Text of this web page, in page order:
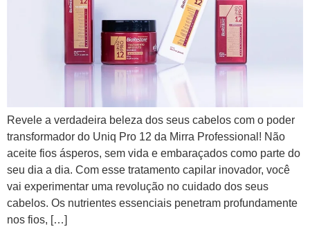
Revele a verdadeira beleza dos seus cabelos com o poder
transformador do Uniq Pro 12 da Mirra Professional! Não
aceite fios ásperos, sem vida e embaraçados como parte do
seu dia a dia. Com esse tratamento capilar inovador, você
vai experimentar uma revolução no cuidado dos seus
cabelos. Os nutrientes essenciais penetram profundamente
nos fios, […]